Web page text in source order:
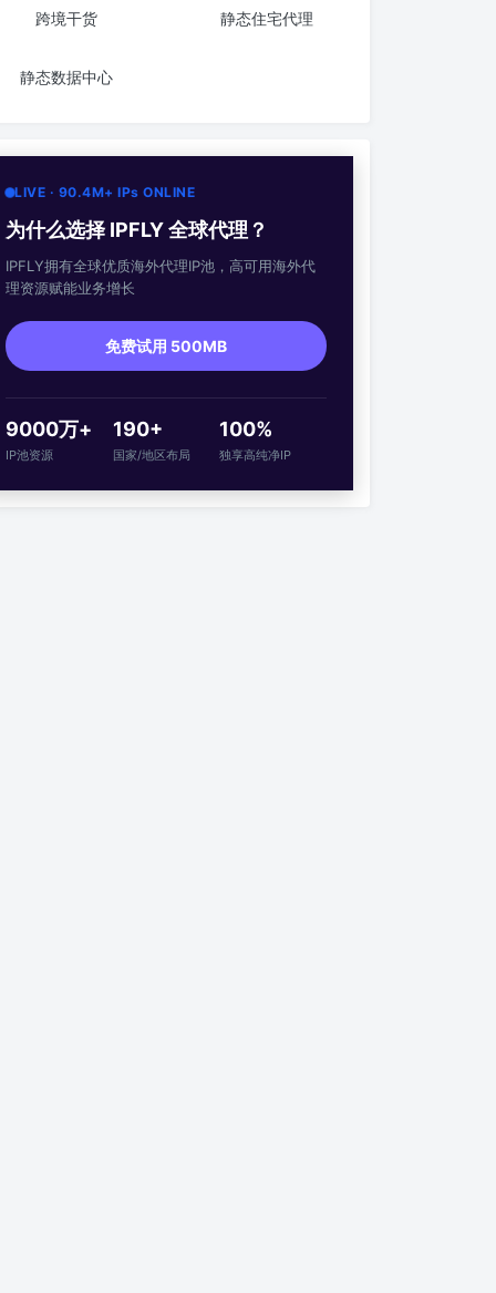
跨境干货 静态住宅代理
静态数据中心
LIVE · 90.4M+ IPs ONLINE
为什么选择 IPFLY 全球代理？
IPFLY拥有全球优质海外代理IP池，高可用海外代
理资源赋能业务增长
免费试用 500MB
9000万+
IP池资源
190+
国家/地区布局
100%
独享高纯净IP